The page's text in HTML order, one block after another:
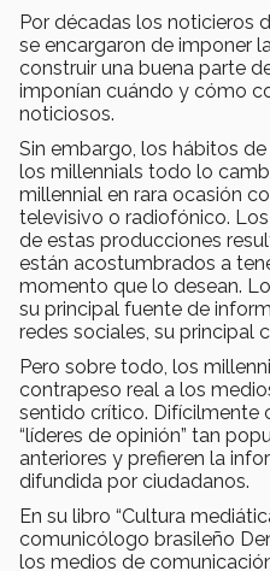
Por décadas los noticieros
se encargaron de imponer
construir una buena parte
imponían cuándo y cómo
noticiosos.
Sin embargo, los hábitos
los millennials todo lo
millennial en rara ocasión
televisivo o radiofónico.
de estas producciones
están acostumbrados a
momento que lo desean.
su principal fuente de
redes sociales, su principal
Pero sobre todo, los
contrapeso real a los
sentido crítico. Difícilmente
“líderes de opinión” tan
anteriores y prefieren la
difundida por ciudadanos.
En su libro “Cultura
comunicólogo brasileño
los medios de